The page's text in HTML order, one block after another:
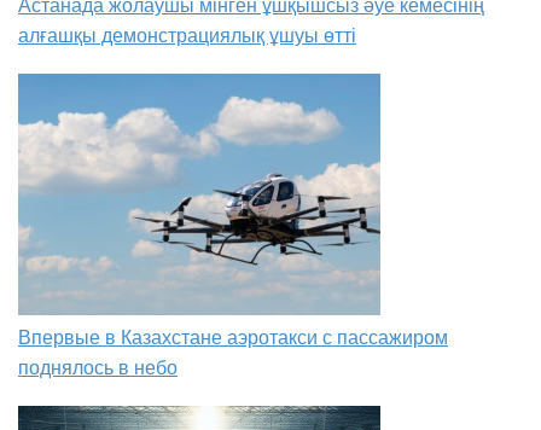
алғашқы демонстрациялық ұшуы өтті
Впервые в Казахстане аэротакси с пассажиром
поднялось в небо